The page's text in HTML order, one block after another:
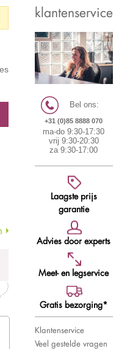
klantenservice
Bel ons:
+31 (0)85 8888 070
ma-do 9:30-17:30
vrij 9:30-20:30
za 9:30-17:00
Laagste prijs
garantie
Advies door experts
Meet- en legservice
Gratis bezorging*
Klantenservice
Veel gestelde vragen